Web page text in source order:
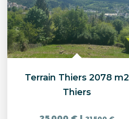
Terrain Thiers 2078 m2
Thiers